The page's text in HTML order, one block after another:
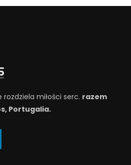
miłości serc. razem
Portugalia.